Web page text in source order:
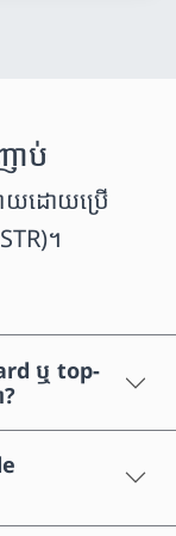
ប់
ដោយប្រើ
។
ឬ top-